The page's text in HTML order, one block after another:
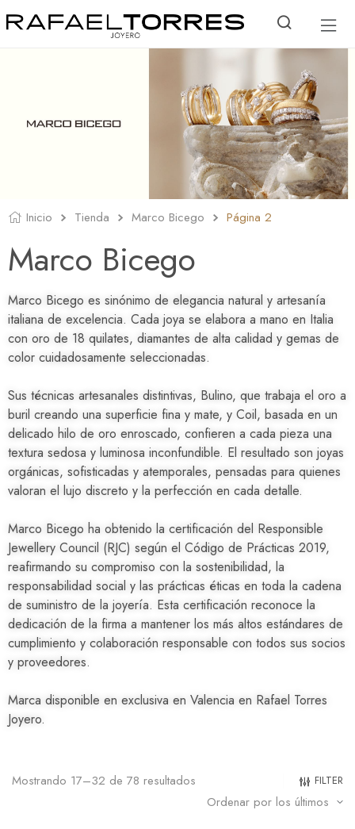
Inicio Tienda Marco Bicego Página 2
Marco Bicego
Marco Bicego es sinónimo de elegancia natural y artesanía
italiana de excelencia. Cada joya se elabora a mano en Italia
con oro de 18 quilates, diamantes de alta calidad y gemas de
color cuidadosamente seleccionadas.
Sus técnicas artesanales distintivas, Bulino, que trabaja el oro a
buril creando una superficie fina y mate, y Coil, basada en un
delicado hilo de oro enroscado, confieren a cada pieza una
textura sedosa y luminosa inconfundible. El resultado son joyas
orgánicas, sofisticadas y atemporales, pensadas para quienes
valoran el lujo discreto y la perfección en cada detalle.
Marco Bicego ha obtenido la certificación del Responsible
Jewellery Council (RJC) según el Código de Prácticas 2019,
reafirmando su compromiso con la sostenibilidad, la
responsabilidad social y las prácticas éticas en toda la cadena
de suministro de la joyería. Esta certificación reconoce la
dedicación de la firma a mantener los más altos estándares de
cumplimiento y colaboración responsable con todos sus socios
y proveedores.
Marca disponible en exclusiva en Valencia en Rafael Torres
Joyero.
Mostrando 17–32 de 78 resultados FILTER